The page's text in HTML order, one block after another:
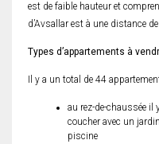
est de faible hauteur et
d’Avsallar est à une distance
Types d’appartements à
Il y a un total de 44
au rez-de-chaussée il
coucher avec un
piscine